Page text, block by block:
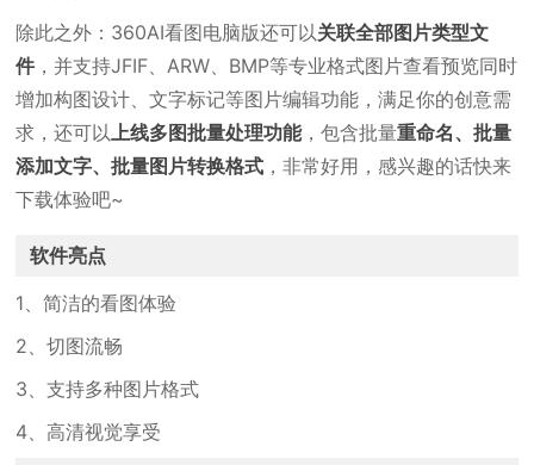
除此之外：360AI看图电脑版还可以关联全部图片类型文
件，并支持JFIF、ARW、BMP等专业格式图片查看预览同时
增加构图设计、文字标记等图片编辑功能，满足你的创意需
求，还可以上线多图批量处理功能，包含批量重命名、批量
添加文字、批量图片转换格式 ，非常好用，感兴趣的话快来
下载体验吧~
软件亮点
1、简洁的看图体验
2、切图流畅
3、支持多种图片格式
4、高清视觉享受